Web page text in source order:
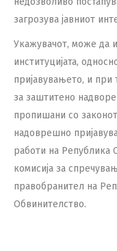
загрозува јавниот
Укажувачот, може да
институцијата,
пријавувањето, и при
за заштитено
пропишани со
надоврешно
работи на Република
комисија за
правобранител на
Обвинителство.